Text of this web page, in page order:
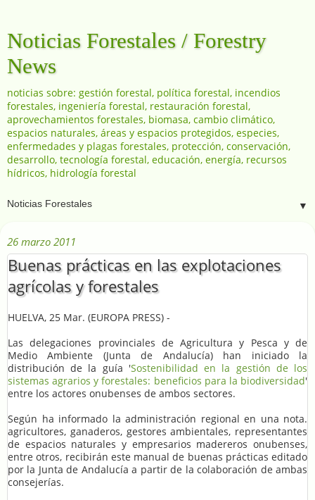
Noticias Forestales / Forestry
News
noticias sobre: gestión forestal, política forestal, incendios
forestales, ingeniería forestal, restauración forestal,
aprovechamientos forestales, biomasa, cambio climático,
espacios naturales, áreas y espacios protegidos, especies,
enfermedades y plagas forestales, protección, conservación,
desarrollo, tecnología forestal, educación, energía, recursos
hídricos, hidrología forestal
▼
26 marzo 2011
Buenas prácticas en las explotaciones
agrícolas y forestales
HUELVA, 25 Mar. (EUROPA PRESS) -
Las delegaciones provinciales de Agricultura y Pesca y de
Medio Ambiente (Junta de Andalucía) han iniciado la
distribución de la guía 'Sostenibilidad en la gestión de los
sistemas agrarios y forestales: beneficios para la biodiversidad'
entre los actores onubenses de ambos sectores.
Según ha informado la administración regional en una nota.
agricultores, ganaderos, gestores ambientales, representantes
de espacios naturales y empresarios madereros onubenses,
entre otros, recibirán este manual de buenas prácticas editado
por la Junta de Andalucía a partir de la colaboración de ambas
consejerías.